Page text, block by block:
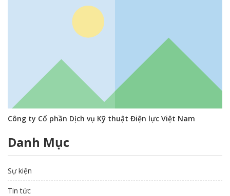
Công ty Cổ phần Dịch vụ Kỹ thuật Điện lực Việt Nam
Danh Mục
Sự kiện
Tin tức